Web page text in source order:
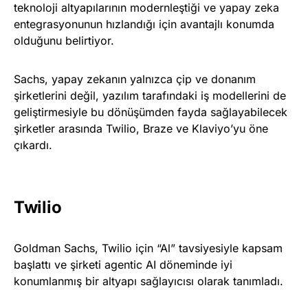
teknoloji altyapılarının modernleştiği ve yapay zeka
entegrasyonunun hızlandığı için avantajlı konumda
olduğunu belirtiyor.
Sachs, yapay zekanın yalnızca çip ve donanım
şirketlerini değil, yazılım tarafındaki iş modellerini de
geliştirmesiyle bu dönüşümden fayda sağlayabilecek
şirketler arasında Twilio, Braze ve Klaviyo’yu öne
çıkardı.
Twilio
Goldman Sachs, Twilio için “Al” tavsiyesiyle kapsam
başlattı ve şirketi agentic AI döneminde iyi
konumlanmış bir altyapı sağlayıcısı olarak tanımladı.